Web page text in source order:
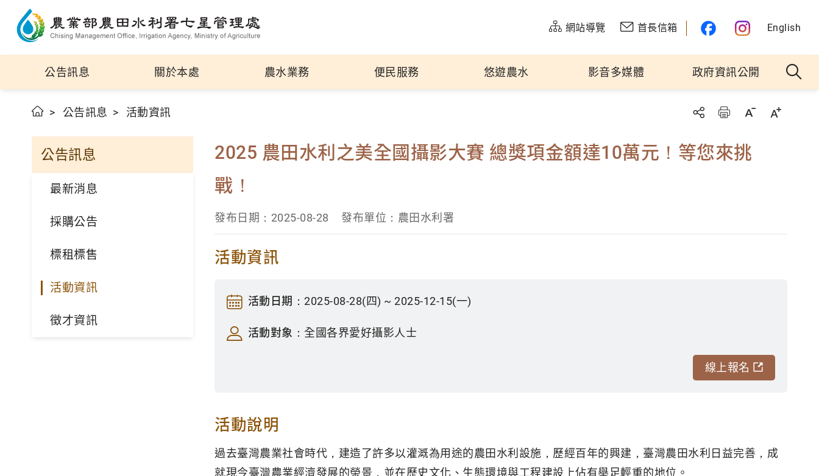
網站導覽 首長信箱 English
公告訊息 關於本處 農水業務 便民服務 悠遊農水 影音多媒體 政府資訊公開
公告訊息 活動資訊
公告訊息
最新消息
採購公告
標租標售
活動資訊
徵才資訊
2025 農田水利之美全國攝影大賽 總獎項金額達10萬元！等您來挑
戰！
發布日期：2025-08-28 發布單位：農田水利署
活動資訊
活動日期： 2025-08-28(四) ~ 2025-12-15(一)
活動對象： 全國各界愛好攝影人士
線上報名
活動說明
過去臺灣農業社會時代，建造了許多以灌溉為用途的農田水利設施，歷經百年的興建，臺灣農田水利日益完善，成
就現今臺灣農業經濟發展的榮景，並在歷史文化、生態環境與工程建設上佔有舉足輕重的地位。